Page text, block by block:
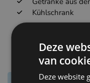
Kühlschrank
andere
Deze
van
Deze website